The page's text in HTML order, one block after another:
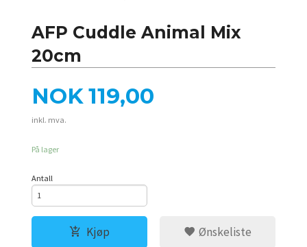
AFP Cuddle Animal Mix
20cm
Pris
NOK119,00
inkl. mva.
På lager
Antall
Kjøp Ønskeliste